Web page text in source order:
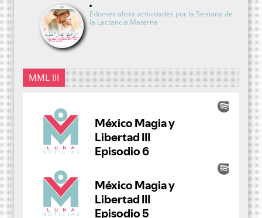
Edomex alista actividades por la Semana de
la Lactancia Materna
MML III